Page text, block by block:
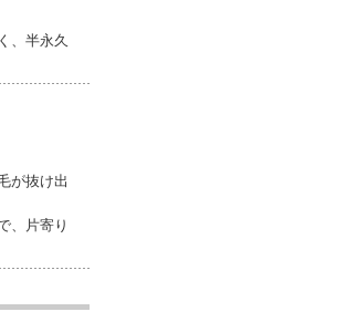
、半永久
が抜け出
、片寄り